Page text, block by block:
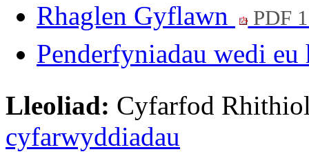
Rhaglen Gyflawn
PDF
Penderfyniadau wedi
Lleoliad: Cyfarfod
cyfarwyddiadau